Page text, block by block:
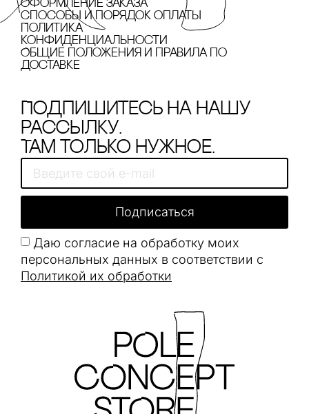
Оформление заказа
cпособы и порядок оплаты
Политика
конфиденциальности
Общие положения и правила по
доставке
Подпишитесь на нашу
рассылку.
Там только нужное.
Даю согласие на обработку моих
персональных данных в соответствии с
Политикой их обработки
Подписаться